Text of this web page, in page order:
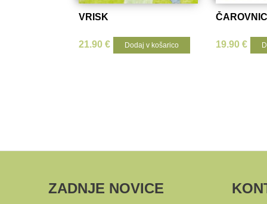
VRISK
21.90€ Dodaj v košarico 19.90€
ZADNJE NOVICE